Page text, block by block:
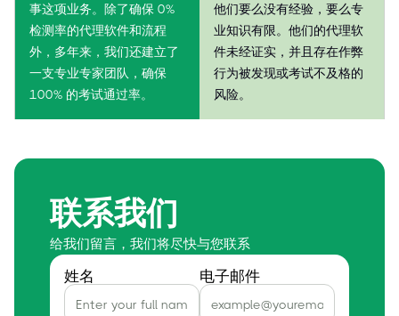
事这项业务。除了确保 0%
检测率的代理软件和流程
外，多年来，我们还建立了
一支专业专家团队，确保
100% 的考试通过率。
他们要么没有经验，要么专
业知识有限。他们的代理软
件未经证实，并且存在作弊
行为被发现或考试不及格的
风险。
联系我们
给我们留言，我们将尽快与您联系
姓名 电子邮件